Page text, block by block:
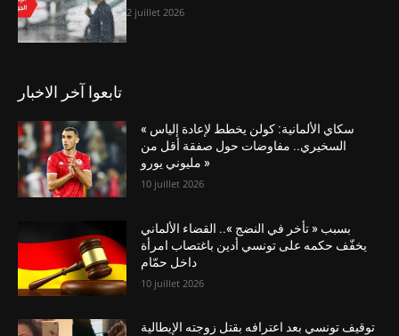
2 juillet 2026
تابعوا آخر الاخبار
« سكاي الألمانية: كولن يخطط لإعادة إلياس
السخيري.. مفاوضات حول صفقة أقل من
مليوني يورو »
10 juillet 2026
بسبب « تأخر في النضج ».. القضاء الألماني
يخفّف حكمه على تونسي أدين باغتصاب امرأة
داخل حمّام
10 juillet 2026
توقيف تونسي بعد اعترافه بقتل زوجته الإيطالية